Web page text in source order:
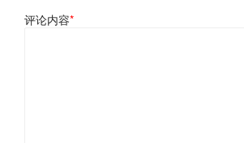
评论内容*